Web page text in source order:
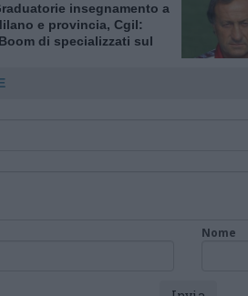
insegnamento a
e provincia, Cgil:
di specializzati sul
Nome